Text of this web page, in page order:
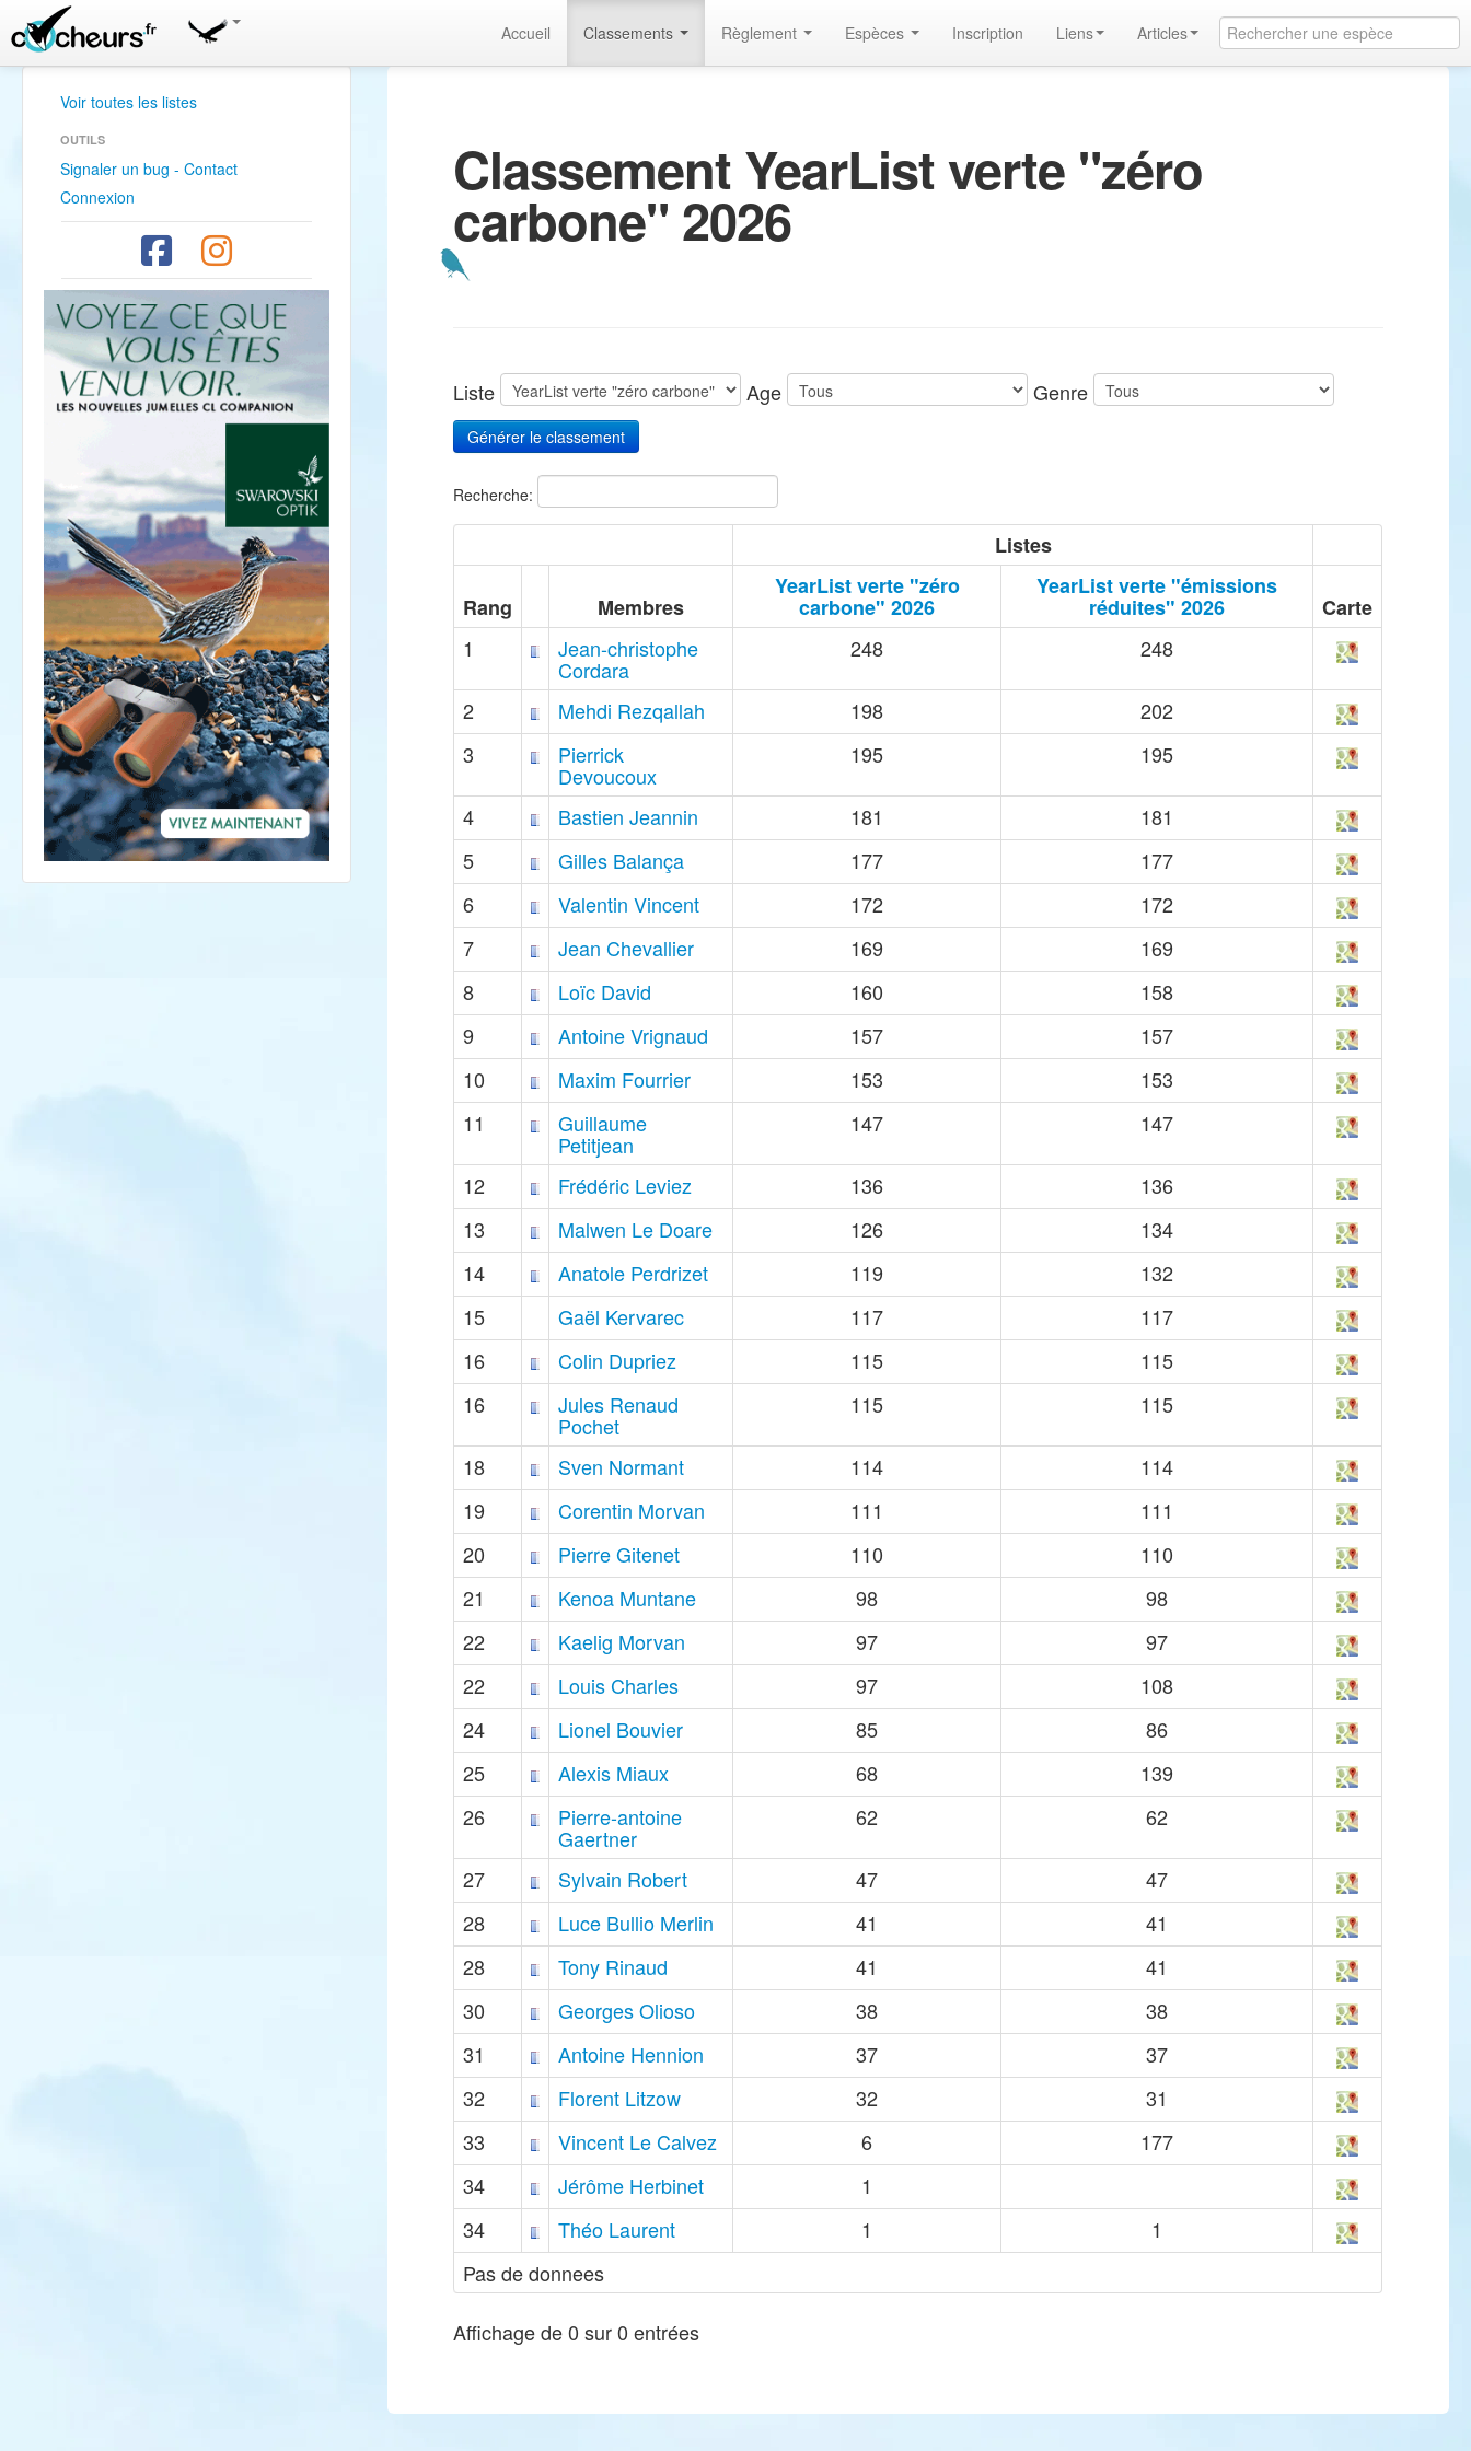
Accueil Classements Règlement Espèces Inscription Liens Articles
Voir toutes les listes
OUTILS
Signaler un bug - Contact
Connexion
Classement YearList verte "zéro
carbone" 2026
Liste Age Genre
Recherche:
Listes
Rang Membres
YearList verte "zéro
carbone" 2026
YearList verte "émissions
réduites" 2026
Carte
1
Jean-christophe
Cordara
248 248
2 Mehdi Rezqallah 198
202
3
Pierrick
Devoucoux
195 195
4 Bastien Jeannin 181
181
5
Gilles Balança 177
177
6
Valentin Vincent 172
172
7
Jean Chevallier 169
169
8
Loïc David 160
158
9
Antoine Vrignaud 157
157
10
Maxim Fourrier 153
153
11
Guillaume
Petitjean
147 147
12 Frédéric Leviez 136
136
13
Malwen Le Doare 126
134
14
Anatole Perdrizet 119
132
15
Gaël Kervarec 117
117
16
Colin Dupriez 115
115
16
Jules Renaud
Pochet
115 115
18 Sven Normant 114
114
19
Corentin Morvan 111
111
20
Pierre Gitenet 110
110
21
Kenoa Muntane 98
98
22
Kaelig Morvan 97
97
22
Louis Charles 97
108
24
Lionel Bouvier 85
86
25
Alexis Miaux 68
139
26
Pierre-antoine
Gaertner
62 62
27 Sylvain Robert 47
47
28
Luce Bullio Merlin 41
41
28
Tony Rinaud 41
41
30
Georges Olioso 38
38
31
Antoine Hennion 37
37
32
Florent Litzow 32
31
33
Vincent Le Calvez 6
177
34
Jérôme Herbinet
1
34
Théo Laurent 1
1
Pas de donnees
Affichage de 0 sur 0 entrées